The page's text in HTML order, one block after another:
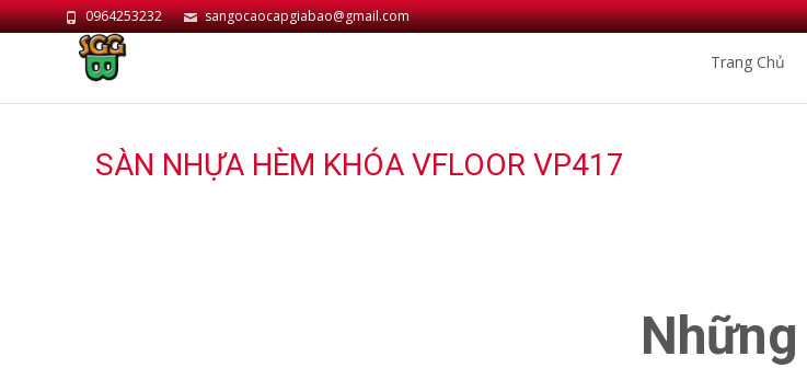
0964253232 sangocaocapgiabao@gmail.com
content
Trang Chủ
SÀN NHỰA HÈM KHÓA VFLOOR VP417
Những